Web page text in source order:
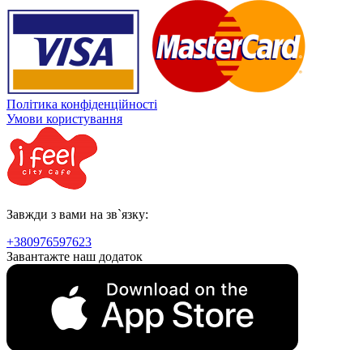
Політика конфіденційності
Умови користування
Завжди з вами на зв`язку:
+380976597623
Завантажте наш додаток